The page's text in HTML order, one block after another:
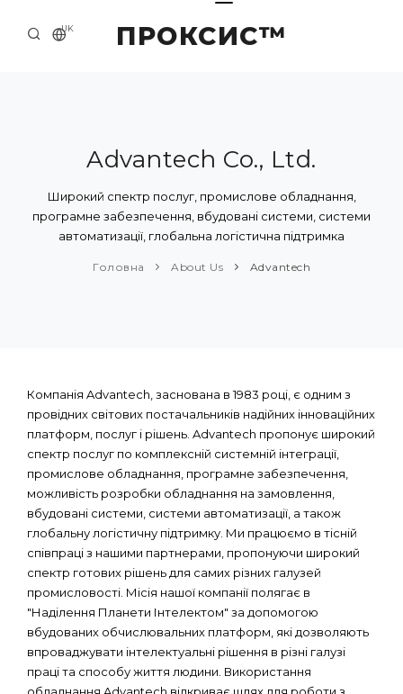
ПРОКСИС™
UK
ПРО НАС
ПРИКЛАДИ ТА РІШЕННЯ
КАТАЛОГ ПРОДУКЦІЇ
Advantech Co., Ltd.
Широкий спектр послуг, промислове обладнання,
програмне забезпечення, вбудовані системи, системи
автоматизації, глобальна логістична підтримка
Головна About Us Advantech
Компанія Advantech, заснована в 1983 році, є одним з
провідних світових постачальників надійних інноваційних
платформ, послуг і рішень. Advantech пропонує широкий
спектр послуг по комплексній системній інтеграції,
промислове обладнання, програмне забезпечення,
можливість розробки обладнання на замовлення,
вбудовані системи, системи автоматизації, а також
глобальну логістичну підтримку. Ми працюємо в тісній
співпраці з нашими партнерами, пропонуючи широкий
спектр готових рішень для самих різних галузей
промисловості. Місія нашої компанії полягає в
"Наділення Планети Інтелектом" за допомогою
вбудованих обчислювальних платформ, які дозволяють
впроваджувати інтелектуальні рішення в різні галузі
праці та способу життя людини. Використання